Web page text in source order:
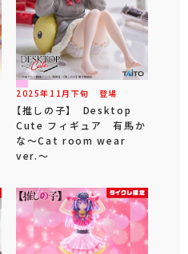
2025年 11 月 下旬 登場
【推しの子】 Desktop
Cute フィギュア 有馬か
な～Cat room wear
ver.～